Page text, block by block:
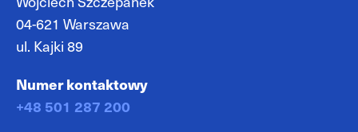
04-621 Warszawa
ul. Kajki 89
Numer kontaktowy
+48 501 287 200